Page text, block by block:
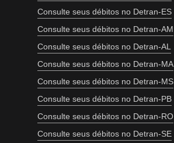
Consulte seus débitos no Detran-ES
Consulte seus débitos no Detran-AM
Consulte seus débitos no Detran-AL
Consulte seus débitos no Detran-MA
Consulte seus débitos no Detran-MS
Consulte seus débitos no Detran-PB
Consulte seus débitos no Detran-RO
Consulte seus débitos no Detran-SE